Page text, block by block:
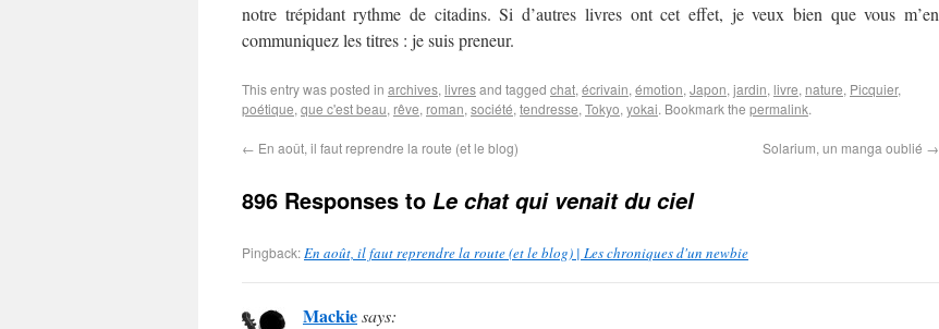
notre trépidant rythme de citadins. Si d’autres livres ont cet effet, je veux bien que vous m’en
communiquez les titres : je suis preneur.
This entry was posted in archives, livresand tagged chat, écrivain, émotion, Japon, jardin, livre, nature, Picquier,
poétique, que c'est beau, rêve, roman, société, tendresse, Tokyo, yokai. Bookmark the permalink.
← En août, il faut reprendre la route (et le blog) Solarium, un manga oublié →
896 Responses to Le chat qui venait du ciel
Pingback:En août, il faut reprendre la route (et le blog) | Les chroniques d'un newbie
Mackiesays: